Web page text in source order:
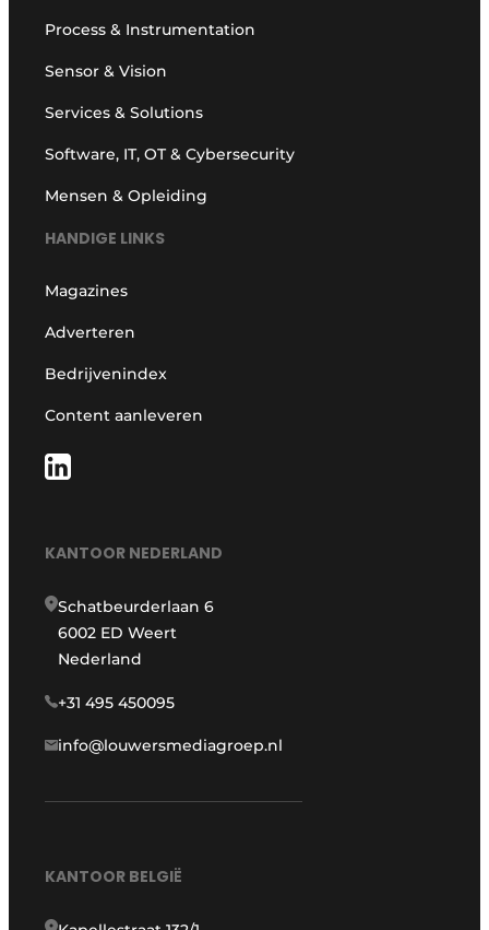
Process & Instrumentation
Sensor & Vision
Services & Solutions
Software, IT, OT & Cybersecurity
Mensen & Opleiding
HANDIGE LINKS
Magazines
Adverteren
Bedrijvenindex
Content aanleveren
KANTOOR NEDERLAND
Schatbeurderlaan 6
6002 ED Weert
Nederland
+31 495 450095
info@louwersmediagroep.nl
KANTOOR BELGIË